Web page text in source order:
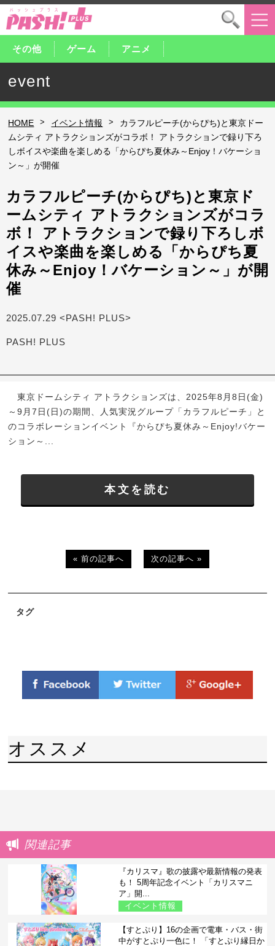
その他 ゲーム アニメ
event
HOME > イベント情報 >
カラフルピーチ(からぴち)と東京ドー
ムシティ アトラクションズがコラボ！ アトラクションで録り下ろ
しボイスや楽曲を楽しめる「からぴち夏休み～Enjoy！バケーショ
ン～」が開催
カラフルピーチ(からぴち)と東京ド
ームシティ アトラクションズがコラ
ボ！ アトラクションで録り下ろしボ
イスや楽曲を楽しめる「からぴち夏
休み～Enjoy！バケーション～」が開
催
2025.07.29 <PASH! PLUS>
PASH! PLUS
東京ドームシティ アトラクションズは、2025年8月8日(金)
～9月7日(日)の期間、人気実況グループ「カラフルピーチ」と
のコラボレーションイベント『からぴち夏休み～Enjoy!バケー
ション～...
本文を読む
« 前の記事へ 次の記事へ »
タグ
オススメ
関連記事
『カリスマ』歌の披露や最新情報の発表
も！ 5周年記念イベント「カリスマニ
ア」開...
イベント情報
【すとぷり】16の企画で電車・バス・街
中がすとぷり一色に！ 「すとぷり縁日か